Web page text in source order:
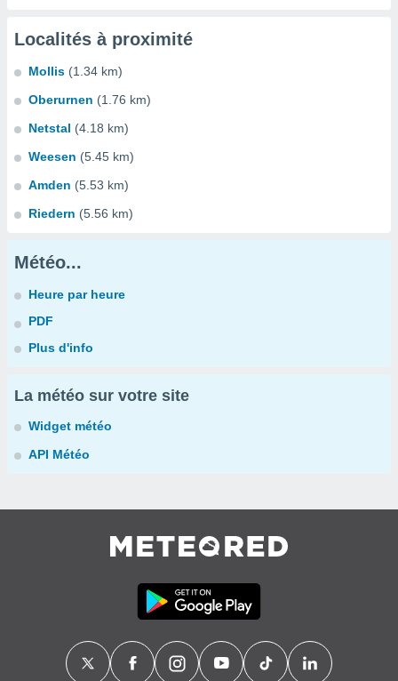
Localités à proximité
Mollis (1.34 km)
Oberurnen (1.76 km)
Netstal (4.18 km)
Weesen (5.45 km)
Amden (5.53 km)
Riedern (5.56 km)
Météo...
Heure par heure
PDF
Plus d'info
La météo sur votre site
Widget météo
API Météo